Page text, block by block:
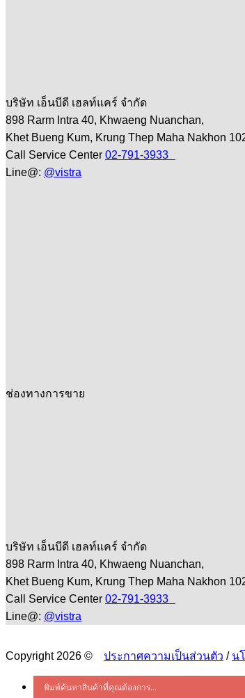
บริษัท เอ็นบีดี เฮลท์แคร์ จำกัด
898 Rarm Intra 40, Khwaeng Nuanchan,
Khet Bueng Kum, Krung Thep Maha Nakhon
Call Service Center 02-791-3933
Line@: @vistra
ช่องทางการขาย
บริษัท เอ็นบีดี เฮลท์แคร์ จำกัด
898 Rarm Intra 40, Khwaeng Nuanchan,
Khet Bueng Kum, Krung Thep Maha Nakhon
Call Service Center 02-791-3933
Line@: @vistra
Copyright 2026 © ประกาศความเป็นส่วนตัว / น